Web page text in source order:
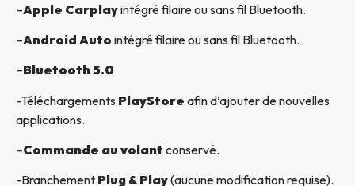
–Apple Carplayintégré filaire ou sans fil Bluetooth.
–Android Auto intégré filaire ou sans fil Bluetooth.
–Bluetooth 5.0
-Téléchargements PlayStore afin d’ajouter de nouvelles
applications.
–Commande au volant conservé.
-Branchement Plug & Play(aucune modification requise).